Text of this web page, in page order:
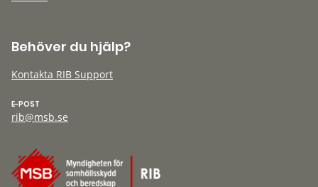
Behöver du hjälp?
Kontakta RIB Support
E-POST
rib@msb.se